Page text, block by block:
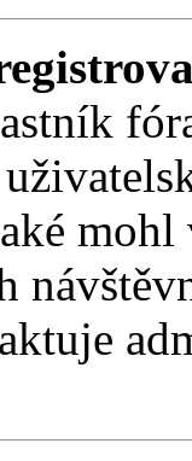
mohl